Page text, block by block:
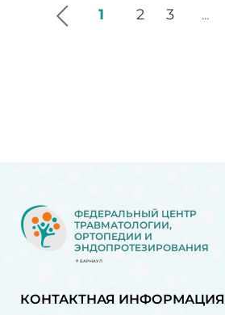
1 2 3 ...
ФЕДЕРАЛЬНЫЙ ЦЕНТР
ТРАВМАТОЛОГИИ,
ОРТОПЕДИИ И
ЭНДОПРОТЕЗИРОВАНИЯ
БАРНАУЛ
КОНТАКТНАЯ ИНФОРМАЦИЯ